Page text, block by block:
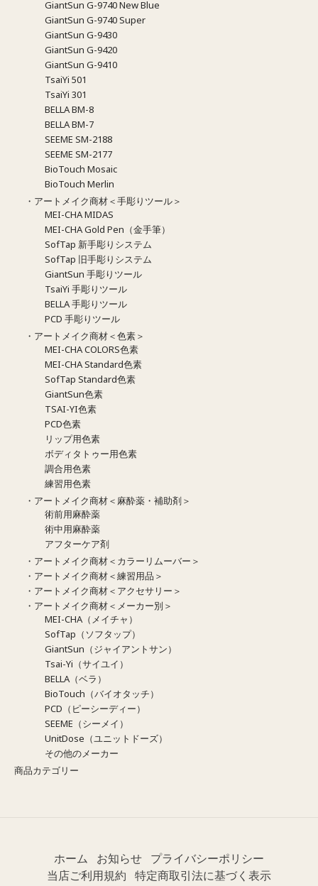
GiantSun G-9740 New Blue
GiantSun G-9740 Super
GiantSun G-9430
GiantSun G-9420
GiantSun G-9410
TsaiYi 501
TsaiYi 301
BELLA BM-8
BELLA BM-7
SEEME SM-2188
SEEME SM-2177
BioTouch Mosaic
BioTouch Merlin
・アートメイク商材＜手彫りツール＞
MEI-CHA MIDAS
MEI-CHA Gold Pen（金手筆）
SofTap 新手彫りシステム
SofTap 旧手彫りシステム
GiantSun 手彫りツール
TsaiYi 手彫りツール
BELLA 手彫りツール
PCD 手彫りツール
・アートメイク商材＜色素＞
MEI-CHA COLORS色素
MEI-CHA Standard色素
SofTap Standard色素
GiantSun色素
TSAI-YI色素
PCD色素
リップ用色素
ボディタトゥー用色素
調合用色素
練習用色素
・アートメイク商材＜麻酔薬・補助剤＞
術前用麻酔薬
術中用麻酔薬
アフターケア剤
・アートメイク商材＜カラーリムーバー＞
・アートメイク商材＜練習用品＞
・アートメイク商材＜アクセサリー＞
・アートメイク商材＜メーカー別＞
MEI-CHA（メイチャ）
SofTap（ソフタップ）
GiantSun（ジャイアントサン）
Tsai-Yi（サイユイ）
BELLA（ベラ）
BioTouch（バイオタッチ）
PCD（ピーシーディー）
SEEME（シーメイ）
UnitDose（ユニットドーズ）
その他のメーカー
商品カテゴリー
ホーム お知らせ プライバシーポリシー
当店ご利用規約 特定商取引法に基づく表示